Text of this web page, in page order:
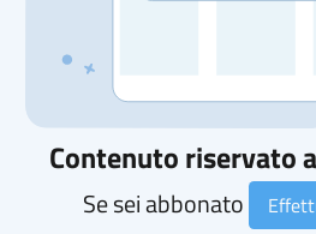
Contenuto riservato
Se sei abbonato